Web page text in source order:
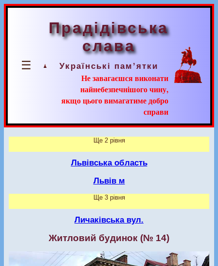
☰
Прадідівська
слава
Українські пам’ятки
Не завагаєшся виконати
найнебезпечнішого чину,
якщо цього вимагатиме добро
справи
Ще 2 рівня
Львівська область
Львів м
Ще 3 рівня
Личаківська вул.
Житловий будинок (№ 14)